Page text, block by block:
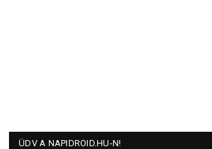
ÜDV A NAPIDROID.HU-N!